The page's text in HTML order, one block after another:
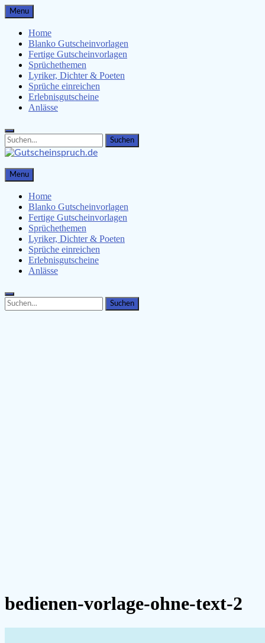
Skip
to
content
Menu
Home
Blanko Gutscheinvorlagen
Fertige Gutscheinvorlagen
Sprüchethemen
Lyriker, Dichter & Poeten
Sprüche einreichen
Erlebnisgutscheine
Anlässe
Search
for:
Search
Gutscheinspruch.de
Gutscheinsprüche & Gutscheinvorlagen finden
Menu
Home
Blanko Gutscheinvorlagen
Fertige Gutscheinvorlagen
Sprüchethemen
Lyriker, Dichter & Poeten
Sprüche einreichen
Erlebnisgutscheine
Anlässe
Search
for:
Search
bedienen-vorlage-ohne-text-2